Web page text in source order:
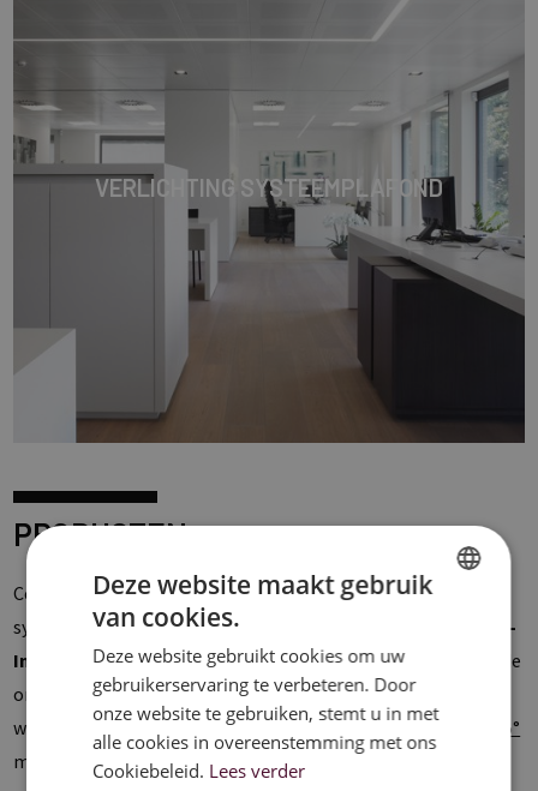
VERLICHTING SYSTEEMPLAFOND
PRODUCTEN
Ceilux biedt eenuitgebreid gammaaan metalen
systeemplafonds met geïntegreerde verlichting aan. De
Clip-
In
plafondsystemen bieden de strakste vormgeving dankzij de
onzichtbare ophangstructuur waarin de plafondpanelen
worden geklikt. Bij de afwerking heeft u de keuze tussen de
45°
met een minimale V-groef tussen de tegels en de
Deze website maakt gebruik
van cookies.
Deze website gebruikt cookies om uw
gebruikerservaring te verbeteren. Door
onze website te gebruiken, stemt u in met
alle cookies in overeenstemming met ons
Cookiebeleid. Lees verder